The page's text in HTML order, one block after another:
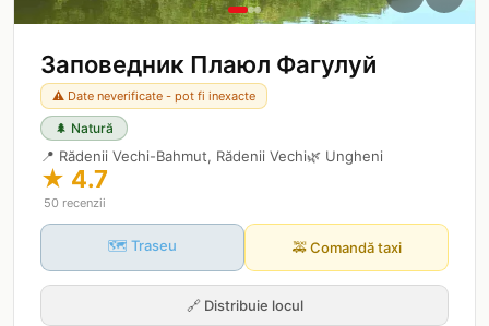
Заповедник Плаюл Фагулуй
⚠️ Date neverificate - pot fi inexacte
🌲 Natură
📍 Rădenii Vechi-Bahmut, Rădenii Vechi🌿 Ungheni
★ 4.7
50 recenzii
🗺️ Traseu 🚕Comandă taxi
🔗 Distribuie locul